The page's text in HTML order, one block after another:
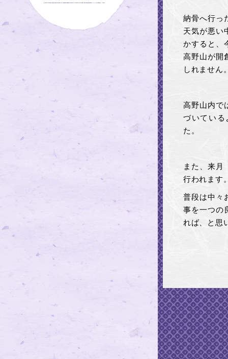
納骨へ行っ
天気が悪い
かすると、
高野山が開
しれません
高野山内で
づいている
た。
また、来月
行われます
普段は中々
事を一つの
れば、と思